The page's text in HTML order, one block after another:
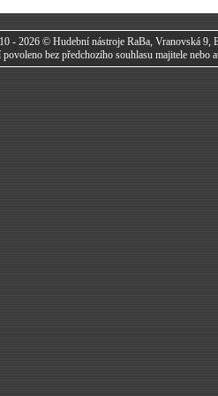
- 2026 © Hudební nástroje RaBa, Vranovská 9,
bez předchozího souhlasu majitele nebo